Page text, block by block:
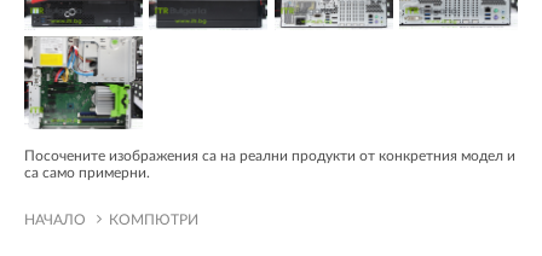
Посочените изображения са на реални продукти от конкретния модел и
са само примерни.
НАЧАЛО КОМПЮТРИ